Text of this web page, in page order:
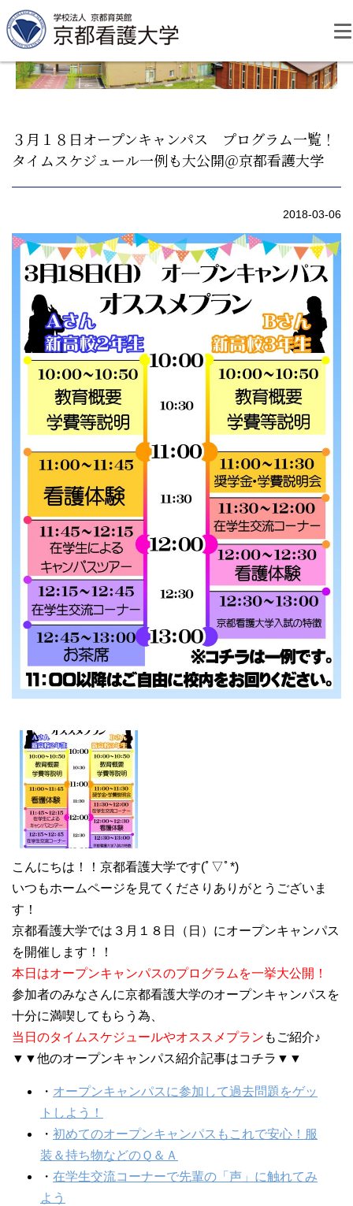
資料請求 お問い合わせ
看護学部・編入学
学校生活
大学院【博士前期課程】
大学院【博士後期課程】
感染管理認定看護師教育課程
看護の智協働開発センター
入試案内
Q＆A
サイト案内
to
３月１８日オープンキャンパス プログラム一覧！
タイムスケジュール一例も大公開＠京都看護大学
2018-03-06
こんにちは！！京都看護大学です(ﾟ▽ﾟ*)
いつもホームページを見てくださりありがとうございま
す！
京都看護大学では３月１８日（日）にオープンキャンパス
を開催します！！
本日はオープンキャンパスのプログラムを一挙大公開！
参加者のみなさんに京都看護大学のオープンキャンパスを
十分に満喫してもらう為、
当日のタイムスケジュールやオススメプラン もご紹介♪
▼▼他のオープンキャンパス紹介記事はコチラ▼▼
・ オープンキャンパスに参加して過去問題をゲッ
トしよう！
・ 初めてのオープンキャンパスもこれで安心！服
装＆持ち物などのＱ＆Ａ
・ 在学生交流コーナーで先輩の「声」に触れてみ
よう